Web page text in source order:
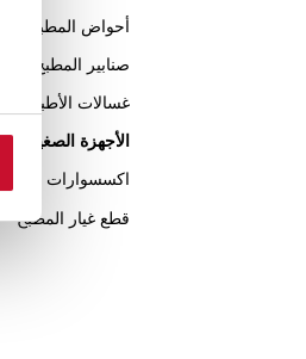
أحواض المطبخ
صنابير المطبخ
غسالات الأطباق
الأجهزة الصغيرة
اكسسوارات المطبخ
قطع غيار المطبخ